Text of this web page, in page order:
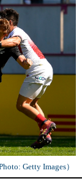
Getty Images）